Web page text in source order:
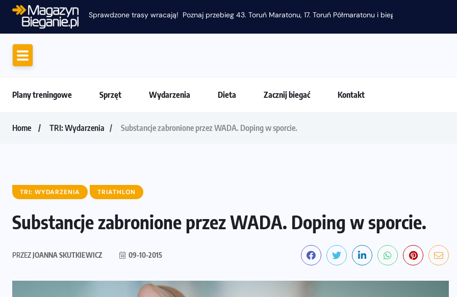
Sprawdzone trasy wracają! Poznaj przebieg 43. Toruń Maratonu, 17. Toruń Półmaratonu i biegu na 5 km
Plany treningowe Sprzęt Wydarzenia Dieta Zacznij biegać Kontakt
Home TRI: Wydarzenia Substancje zabronione przez WADA. Doping w sporcie.
TRI: WYDARZENIA TRIATHLON
Substancje zabronione przez WADA. Doping w sporcie.
PRZEZJOANNA SKUTKIEWICZ 09-10-2015